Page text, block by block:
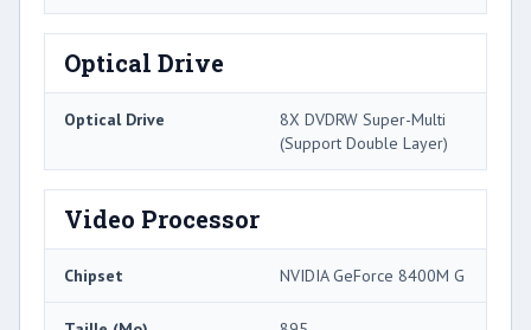
Optical Drive
Optical Drive
8X DVDRW Super-Multi
(Support Double Layer)
Video Processor
Chipset NVIDIA GeForce 8400M G